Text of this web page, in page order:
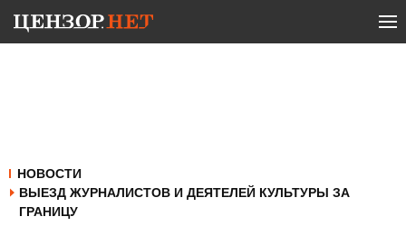
НОВОСТИ
ВЫЕЗД ЖУРНАЛИСТОВ И ДЕЯТЕЛЕЙ КУЛЬТУРЫ ЗА
ГРАНИЦУ